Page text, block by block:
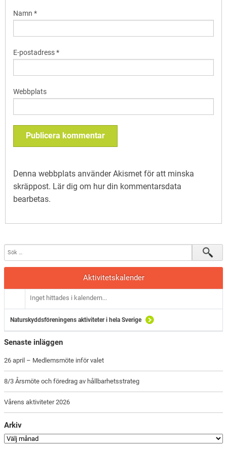
Namn *
E-postadress*
Webbplats
Denna webbplats använder Akismet för att minska
skräppost. Lär dig om hur din kommentarsdata
bearbetas.
Aktivitetskalender
Inget hittades i kalendern...
Naturskyddsföreningens aktiviteter i hela Sverige
Senaste inläggen
26 april – Medlemsmöte inför valet
8/3 Årsmöte och föredrag av hållbarhetsstrateg
Vårens aktiviteter 2026
Arkiv